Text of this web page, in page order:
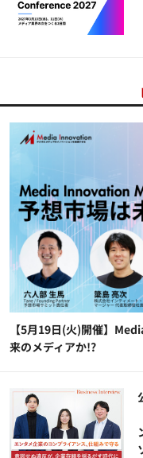
【5月19日(火)開催】
来のメディアか!?